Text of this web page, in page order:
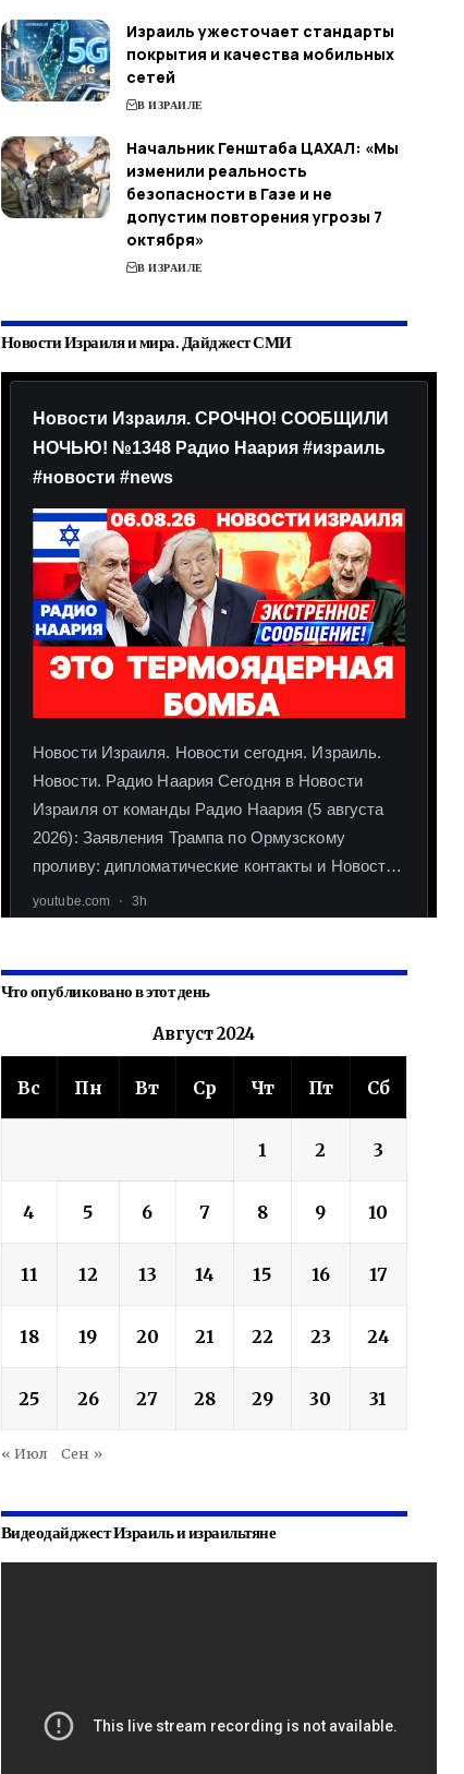
Израиль ужесточает стандарты
покрытия и качества мобильных
сетей
В ИЗРАИЛЕ
Начальник Генштаба ЦАХАЛ: «Мы
изменили реальность
безопасности в Газе и не
допустим повторения угрозы 7
октября»
В ИЗРАИЛЕ
Новости Израиля и мира. Дайджест СМИ
Что опубликовано в этот день
Август 2024
Вс Пн Вт Ср Чт Пт Сб
1 2 3
4 5 6 7 8 9 10
11 12 13 14 15 16 17
18 19 20 21 22 23 24
25 26 27 28 29 30 31
« Июл Сен »
Видеодайджест Израиль и израильтяне